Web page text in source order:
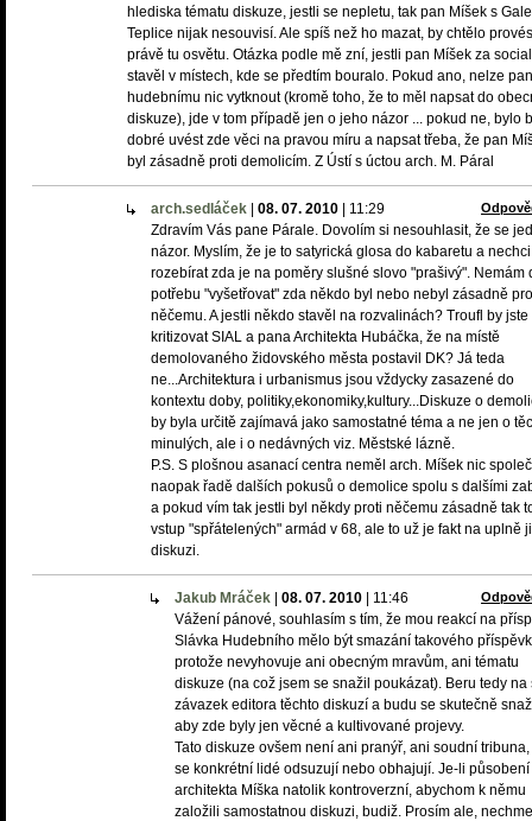
hlediska tématu diskuze, jestli se nepletu, tak pan Míšek s
Teplice nijak nesouvisí. Ale spíš než ho mazat, by chtělo
právě tu osvětu. Otázka podle mě zní, jestli pan Míšek za
stavěl v místech, kde se předtím bouralo. Pokud ano, nelze
hudebnímu nic vytknout (kromě toho, že to měl napsat do
diskuze), jde v tom případě jen o jeho názor ... pokud ne, bylo
dobré uvést zde věci na pravou míru a napsat třeba, že pan
byl zásadně proti demolicím. Z Ústí s úctou arch. M. Páral
arch.sedláček 08. 07. 2010 11:29
Zdravím Vás pane Párale. Dovolím si nesouhlasit, že se
názor. Myslím, že je to satyrická glosa do kabaretu a
rozebírat zda je na poměry slušné slovo "prašivý". Nemám
potřebu "vyšetřovat" zda někdo byl nebo nebyl zásadně
něčemu. A jestli někdo stavěl na rozvalinách? Troufl by jste
kritizovat SIAL a pana Architekta Hubáčka, že na místě
demolovaného židovského města postavil DK? Já teda
ne...Architektura i urbanismus jsou vždycky zasazené do
kontextu doby, politiky,ekonomiky,kultury...Diskuze o
by byla určitě zajímavá jako samostatné téma a ne jen o
minulých, ale i o nedávných viz. Městské lázně.
P.S. S plošnou asanací centra neměl arch. Míšek nic
naopak řadě dalších pokusů o demolice spolu s dalšími
a pokud vím tak jestli byl někdy proti něčemu zásadně tak
vstup "spřátelených" armád v 68, ale to už je fakt na uplně
diskuzi.
Jakub Mráček 08. 07. 2010 11:46
Vážení pánové, souhlasím s tím, že mou reakcí na
Slávka Hudebního mělo být smazání takového
protože nevyhovuje ani obecným mravům, ani tématu
diskuze (na což jsem se snažil poukázat). Beru tedy na
závazek editora těchto diskuzí a budu se skutečně
aby zde byly jen věcné a kultivované projevy.
Tato diskuze ovšem není ani pranýř, ani soudní
se konkrétní lidé odsuzují nebo obhajují. Je-li působení
architekta Míška natolik kontroverzní, abychom k němu
založili samostatnou diskuzi, budiž. Prosím ale, nechme